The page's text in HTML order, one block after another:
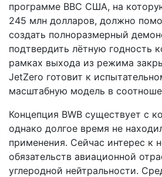
программе ВВС США, на
245 млн долларов, должно
создать полноразмерный
подтвердить лётную годность
рамках выхода из режима
JetZero готовит к
масштабную модель в
Концепция BWB существует с
однако долгое время не
применения. Сейчас интерес к
обязательств авиационной
углеродной нейтральности.